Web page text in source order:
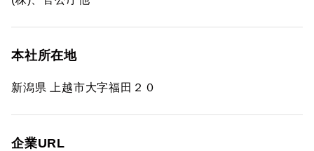
本社所在地
新潟県 上越市大字福田２０
企業URL